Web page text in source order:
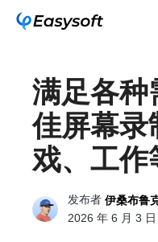
满足各种
佳屏幕录
戏、工作
发布者 伊桑布鲁
2026 年 6 月 3 日